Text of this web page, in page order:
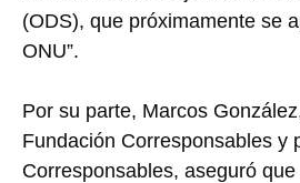
(ODS), que próximamente se
ONU”.
Por su parte, Marcos
Fundación Corresponsables y
Corresponsables, aseguró